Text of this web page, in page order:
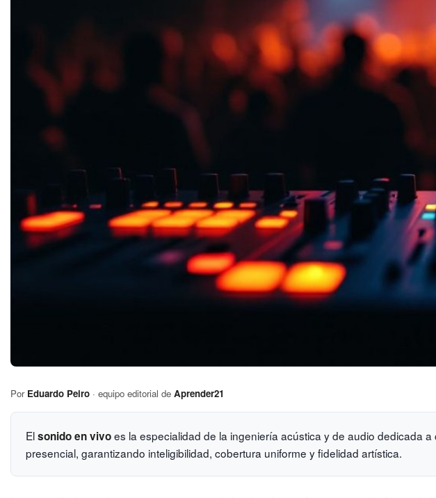
Por Eduardo Peiro · equipo editorial de Aprender21
Elsonido en vivoes la especialidad de la ingeniería acústica y de audio dedicada
presencial, garantizando inteligibilidad, cobertura uniforme y fidelidad artística.